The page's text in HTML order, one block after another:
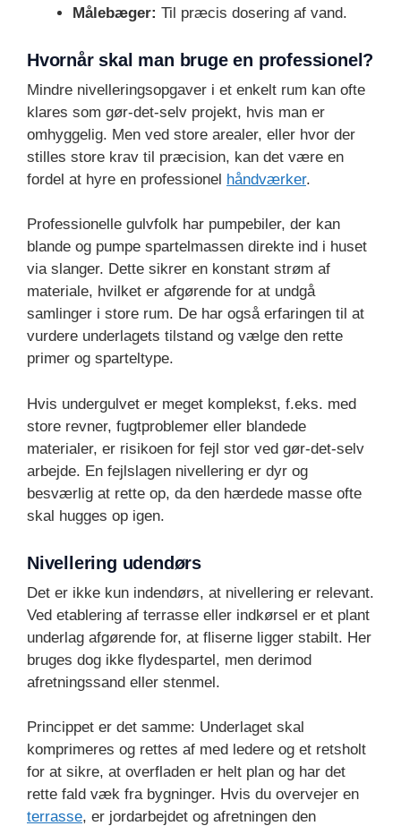
Målebæger: Til præcis dosering af vand.
Hvornår skal man bruge en professionel?
Mindre nivelleringsopgaver i et enkelt rum kan ofte
klares som gør-det-selv projekt, hvis man er
omhyggelig. Men ved store arealer, eller hvor der
stilles store krav til præcision, kan det være en
fordel at hyre en professionel håndværker.
Professionelle gulvfolk har pumpebiler, der kan
blande og pumpe spartelmassen direkte ind i huset
via slanger. Dette sikrer en konstant strøm af
materiale, hvilket er afgørende for at undgå
samlinger i store rum. De har også erfaringen til at
vurdere underlagets tilstand og vælge den rette
primer og sparteltype.
Hvis undergulvet er meget komplekst, f.eks. med
store revner, fugtproblemer eller blandede
materialer, er risikoen for fejl stor ved gør-det-selv
arbejde. En fejlslagen nivellering er dyr og
besværlig at rette op, da den hærdede masse ofte
skal hugges op igen.
Nivellering udendørs
Det er ikke kun indendørs, at nivellering er relevant.
Ved etablering af terrasse eller indkørsel er et plant
underlag afgørende for, at fliserne ligger stabilt. Her
bruges dog ikke flydespartel, men derimod
afretningssand eller stenmel.
Princippet er det samme: Underlaget skal
komprimeres og rettes af med ledere og et retsholt
for at sikre, at overfladen er helt plan og har det
rette fald væk fra bygninger. Hvis du overvejer en
terrasse, er jordarbejdet og afretningen den